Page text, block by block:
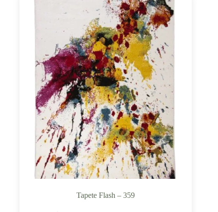
Tapete Flash – 359